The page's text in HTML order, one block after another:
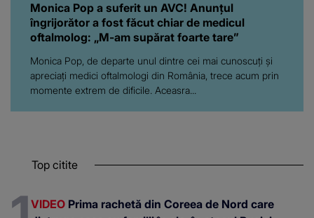
Monica Pop a suferit un AVC! Anunțul
îngrijorător a fost făcut chiar de medicul
oftalmolog: „M-am supărat foarte tare”
Monica Pop, de departe unul dintre cei mai cunoscuți și
apreciați medici oftalmologi din România, trece acum prin
momente extrem de dificile. Aceasra...
Top citite
VIDEO Prima rachetă din Coreea de Nord care